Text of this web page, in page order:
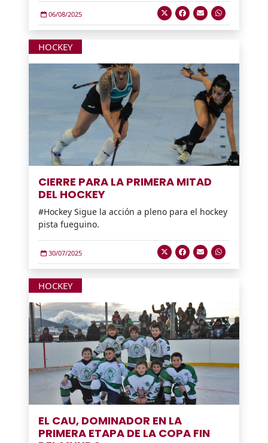
06/08/2025
HOCKEY
CIERRE PARA LA PRIMERA MITAD
DEL HOCKEY
#Hockey Sigue la acción a pleno para el hockey
pista fueguino.
30/07/2025
HOCKEY
EL CAU, DOMINADOR EN LA
PRIMERA ETAPA DE LA COPA FIN